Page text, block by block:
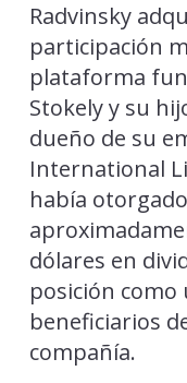
Radvinsky
participación
plataforma
Stokely y su
dueño de su
International
había
dólares en
posición como
beneficiarios
compañía.